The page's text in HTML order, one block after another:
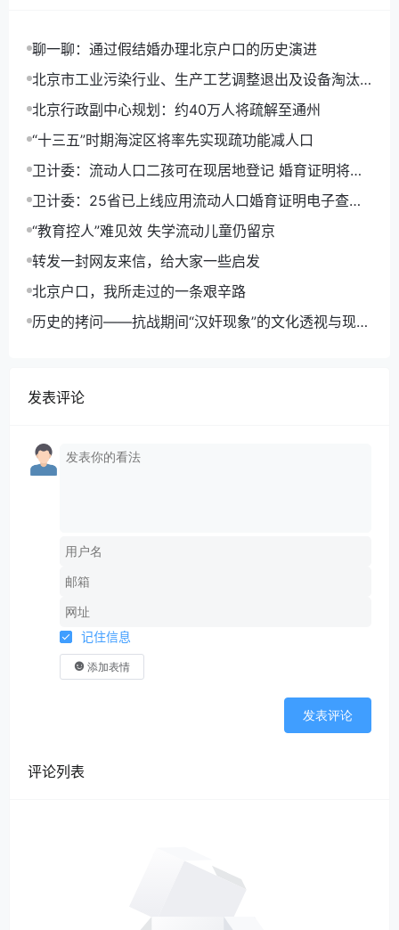
聊一聊：通过假结婚办理北京户口的历史演进
北京市工业污染行业、生产工艺调整退出及设备淘汰
目录(2014年版)
北京行政副中心规划：约40万人将疏解至通州
“十三五”时期海淀区将率先实现疏功能减人口
卫计委：流动人口二孩可在现居地登记 婚育证明将电
子化
卫计委：25省已上线应用流动人口婚育证明电子查询
平台
“教育控人”难见效 失学流动儿童仍留京
转发一封网友来信，给大家一些启发
北京户口，我所走过的一条艰辛路
历史的拷问——抗战期间“汉奸现象”的文化透视与现实
发表评论
记住信息
添加表情
发表评论
评论列表